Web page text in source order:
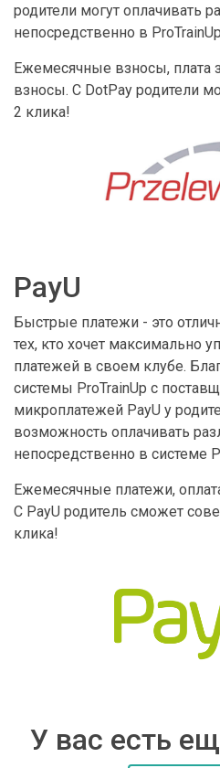
родители могут оплачивать
непосредственно в
Ежемесячные взносы, плата
взносы. С DotPay родители
2 клика!
PayU
Быстрые платежи - это
тех, кто хочет максимально
платежей в своем клубе.
системы ProTrainUp с
микроплатежей PayU у
возможность оплачивать
непосредственно в системе
Ежемесячные платежи,
С PayU родитель сможет
клика!
У вас есть